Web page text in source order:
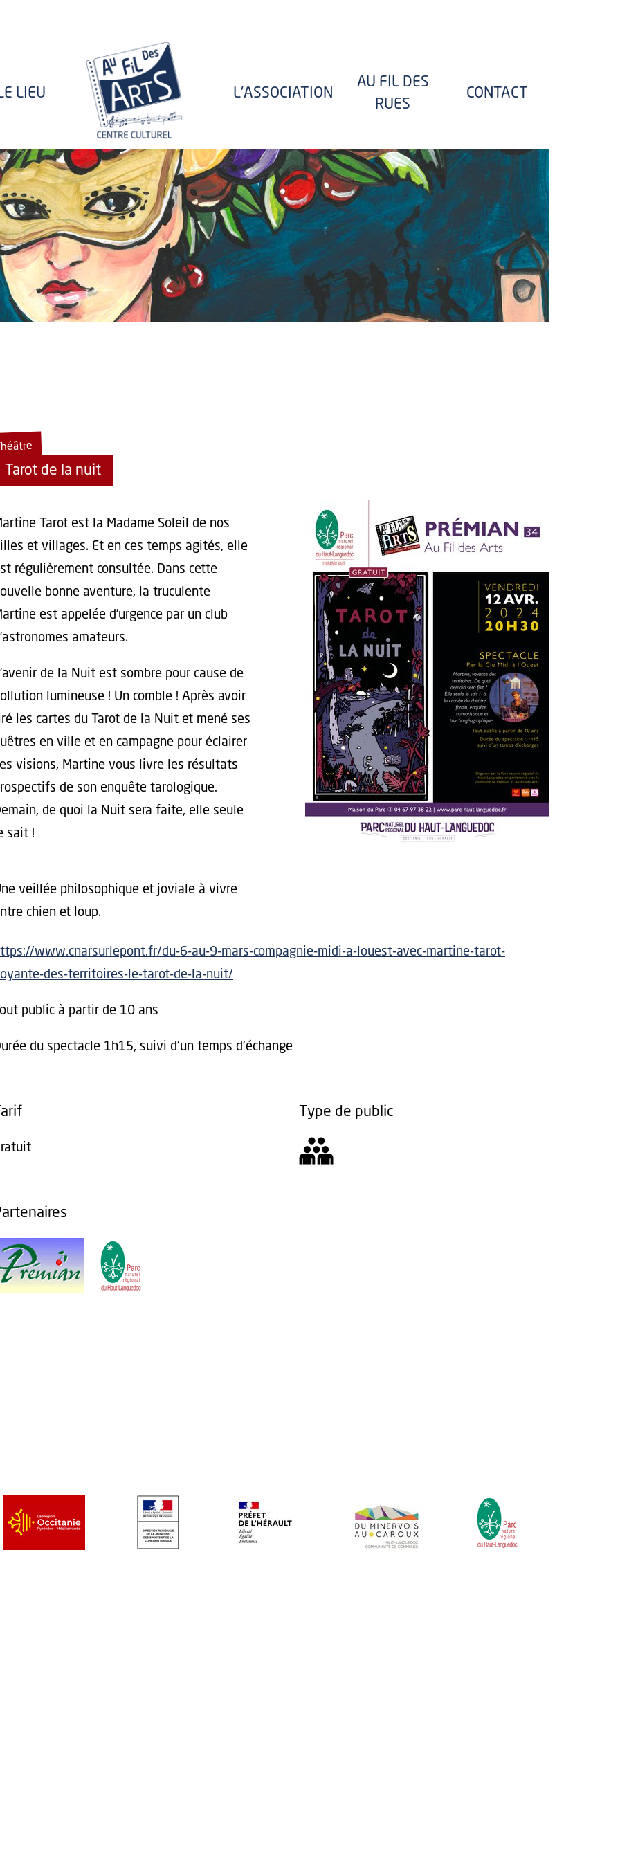
LIEU L'ASSOCIATION
AU FIL DES
RUES
CONTACT
Tarot de la nuit
Tarot est la Madame Soleil de nos
et villages. Et en ces temps agités, elle
régulièrement consultée. Dans cette
bonne aventure, la truculente
est appelée d’urgence par un club
amateurs.
de la Nuit est sombre pour cause de
lumineuse ! Un comble ! Après avoir
les cartes du Tarot de la Nuit et mené ses
en ville et en campagne pour éclairer
visions, Martine vous livre les résultats
de son enquête tarologique.
de quoi la Nuit sera faite, elle seule
sait !
veillée philosophique et joviale à vivre
chien et loup.
www.cnarsurlepont.fr/du-6-au-9-mars-compagnie-midi-a-louest-avec-martine-tarot-
des-territoires-le-tarot-de-la-nuit/
Tout public à partir de 10 ans
du spectacle 1h15, suivi d'un temps d'échange
Tarif Type de public